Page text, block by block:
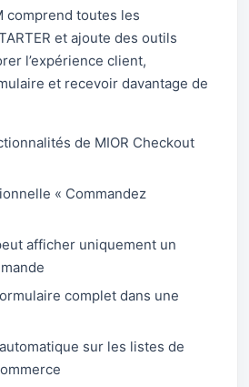
comprend toutes les
et ajoute des outils
l’expérience client,
et recevoir davantage de
de MIOR Checkout
« Commandez
afficher uniquement un
complet dans une
sur les listes de